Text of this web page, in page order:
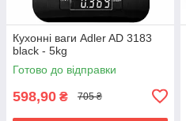
Кухонні ваги Adler AD 3183
black - 5kg
Готово до відправки
598,90 ₴ 705 ₴